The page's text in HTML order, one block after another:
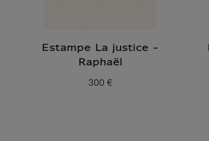
Estampe La justice -
Raphaël
Prix ​​actuel
300 €